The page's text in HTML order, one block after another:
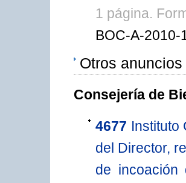
1 página.
BOC-A-2010-
Otros anuncios
Consejería de
4677 Instituto
del Director,
de incoación